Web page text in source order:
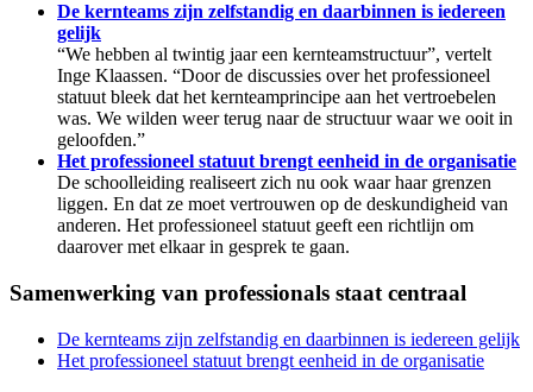
De kernteams zijn zelfstandig en daarbinnen is iedereen
gelijk
“We hebben al twintig jaar een kernteamstructuur”, vertelt
Inge Klaassen. “Door de discussies over het professioneel
statuut bleek dat het kernteamprincipe aan het vertroebelen
was. We wilden weer terug naar de structuur waar we ooit in
geloofden.”
Het professioneel statuut brengt eenheid in de organisatie
De schoolleiding realiseert zich nu ook waar haar grenzen
liggen. En dat ze moet vertrouwen op de deskundigheid van
anderen. Het professioneel statuut geeft een richtlijn om
daarover met elkaar in gesprek te gaan.
Samenwerking van professionals staat centraal
De kernteams zijn zelfstandig en daarbinnen is iedereen gelijk
Het professioneel statuut brengt eenheid in de organisatie